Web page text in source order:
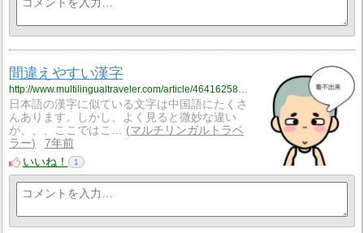
間違えやすい漢字
http://www.multilingualtraveler.com/article/464162580.html
日本語の漢字に似ている文字は中国語にたくさ
んあります。しかし、よく見ると微妙な違い
が、、、ここではこ…
マルチリンガルトラベ
ラー
7年前
いいね！
1